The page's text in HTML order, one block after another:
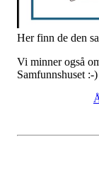
Her finn de den
Vi minner også
Samfunnshuset